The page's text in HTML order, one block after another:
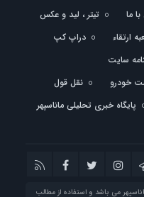
ما
تیتر ، لید و عکس
ارتقاء
دراپ کپ
سایت
خودرو
نقل قول
پایگاه خبری تحلیلی ماناسپهر
می باشد و استفاده از مطالب